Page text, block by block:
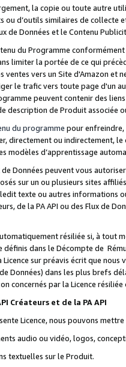
la copie ou toute autre
ou d’outils similaires de
de Données et le Contenu
du Programme
limiter la portée de ce qui
ventes vers un Site d'Amazon et
le trafic vers toute page d'un
peuvent contenir des
description de Produit associée
du programme pour
directement ou indirectement,
modèles d’apprentissage
de Données peuvent vous
sur un ou plusieurs sites
texte ou autres informations
de la PA API ou des Flux de
résiliée si, à
définis dans le Décompte de
sur préavis écrit que
de Données) dans les plus
concernés par la Licence
Créateurs et de la PA API
Licence, nous pouvons
audio ou vidéo, logos,
textuelles sur le Produit.